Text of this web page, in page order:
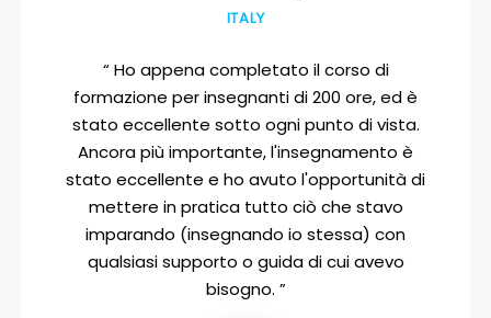
ITALY
“ Ho appena completato il corso di
formazione per insegnanti di 200 ore, ed è
stato eccellente sotto ogni punto di vista.
Ancora più importante, l'insegnamento è
stato eccellente e ho avuto l'opportunità di
mettere in pratica tutto ciò che stavo
imparando (insegnando io stessa) con
qualsiasi supporto o guida di cui avevo
bisogno. ”